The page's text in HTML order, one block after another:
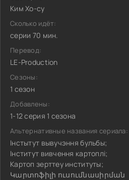
Ким Хо-су
Сколько идёт:
серии 70 мин.
Перевод:
LE-Production
Сезоны:
1 сезон
Добавлены:
1-12 серия 1 сезона
Альтернативные названия сериала:
Інстытут вывучэння бульбы;
Інститут вивчення картоплі;
Картоп зерттеу институты;
Կարտոֆիլի ուսումնասիրման